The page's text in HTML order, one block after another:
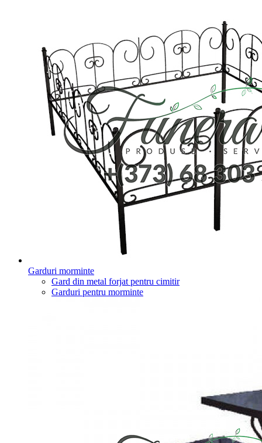
Garduri morminte
Gard din metal forjat pentru cimitir
Garduri pentru morminte